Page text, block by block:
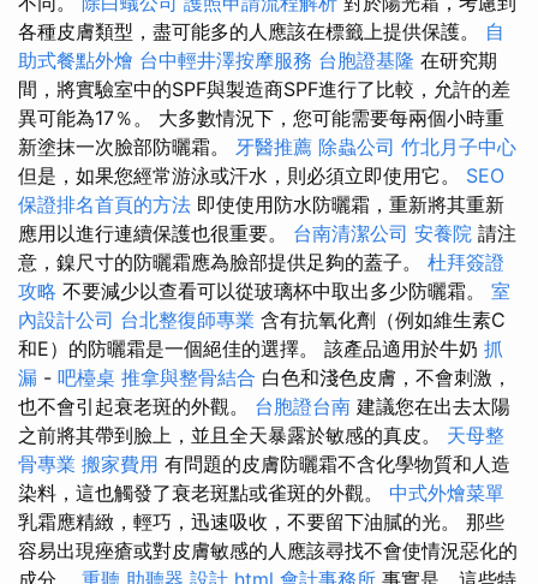
各種皮膚類型，盡可能多的人應該在標籤上提供保護。 自
助式餐點外燴 台中輕井澤按摩服務 台胞證基隆 在研究期
間，將實驗室中的SPF與製造商SPF進行了比較，允許的差
異可能為17％。 大多數情況下，您可能需要每兩個小時重
新塗抹一次臉部防曬霜。 牙醫推薦 除蟲公司 竹北月子中心
但是，如果您經常游泳或汗水，則必須立即使用它。 SEO
保證排名首頁的方法 即使使用防水防曬霜，重新將其重新
應用以進行連續保護也很重要。 台南清潔公司 安養院 請注
意，鎳尺寸的防曬霜應為臉部提供足夠的蓋子。 杜拜簽證
攻略 不要減少以查看可以從玻璃杯中取出多少防曬霜。 室
內設計公司 台北整復師專業 含有抗氧化劑（例如維生素C
和E）的防曬霜是一個絕佳的選擇。 該產品適用於牛奶 抓
漏 - 吧檯桌 推拿與整骨結合 白色和淺色皮膚，不會刺激，
也不會引起衰老斑的外觀。 台胞證台南 建議您在出去太陽
之前將其帶到臉上，並且全天暴露於敏感的真皮。 天母整
骨專業 搬家費用 有問題的皮膚防曬霜不含化學物質和人造
染料，這也觸發了衰老斑點或雀斑的外觀。 中式外燴菜單
乳霜應精緻，輕巧，迅速吸收，不要留下油膩的光。 那些
容易出現痤瘡或對皮膚敏感的人應該尋找不會使情況惡化的
成分。 重聽 助聽器 設計 html 會計事務所 事實是，這些特